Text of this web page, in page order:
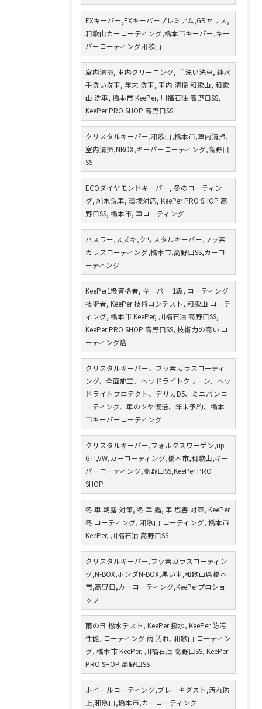
EXキーパー,EXキーパープレミアム,GRヤリス,
和歌山カーコーティング,橋本市キーパー,キー
パーコーティング和歌山
室内清掃, 車内クリーニング, 手洗い洗車, 純水
手洗い洗車, 年末 洗車, 車内 清掃 和歌山, 和歌
山 洗車, 橋本市 KeePer, 川福石油 高野口SS,
KeePer PRO SHOP 高野口SS
クリスタルキーパー,和歌山,橋本市,車内清掃,
室内清掃,NBOX,キーパーコーティング,高野口
SS
ECOダイヤモンドキーパー, 冬のコーティン
グ, 純水洗車, 環境対応, KeePer PRO SHOP 高
野口SS, 橋本市, 車コーティング
ハスラー,スズキ,クリスタルキーパー,フッ素
ガラスコーティング,橋本市,高野口SS,カーコ
ーティング
KeePer1級資格者, キーパー 1級, コーティング
技術者, KeePer 技術コンテスト, 和歌山 コーテ
ィング, 橋本市 KeePer, 川福石油 高野口SS,
KeePer PRO SHOP 高野口SS, 技術力の高い コ
ーティング店
クリスタルキーパー、フッ素ガラスコーティ
ング、全面施工、ヘッドライトクリーン、ヘッ
ドライトプロテクト、デリカD5、ミニバンコ
ーティング、車のツヤ復活、年末予約、橋本
市キーパーコーティング
クリスタルキーパー,フォルクスワーゲン,up
GTI,VW,カーコーティング,橋本市,和歌山,キー
パーコーティング,高野口SS,KeePer PRO
SHOP
冬 車 朝露 対策, 冬 車 霜, 車 塩害 対策, KeePer
冬 コーティング, 和歌山 コーティング, 橋本市
KeePer, 川福石油 高野口SS
クリスタルキーパー,フッ素ガラスコーティン
グ,N-BOX,ホンダN-BOX,黒い車,和歌山県橋本
市,高野口,カーコーティング,KeePerプロショ
ップ
雨の日 撥水テスト, KeePer 撥水, KeePer 防汚
性能, コーティング 雨 汚れ, 和歌山 コーティン
グ, 橋本市 KeePer, 川福石油 高野口SS, KeePer
PRO SHOP 高野口SS
ホイールコーティング,ブレーキダスト,汚れ防
止,和歌山,橋本市,カーコーティング